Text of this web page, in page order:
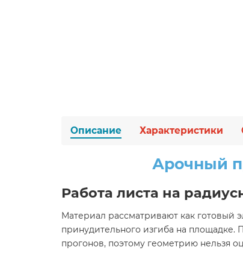
Описание Характеристики
Арочный
Работа листа на
Материал рассматривают как готовый
принудительного изгиба на
прогонов, поэтому геометрию нельзя